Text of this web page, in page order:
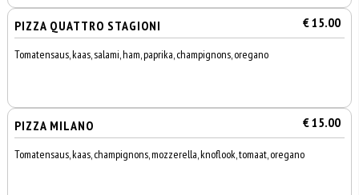
PIZZA QUATTRO STAGIONI € 15.00
Tomatensaus, kaas, salami, ham, paprika, champignons, oregano
PIZZA MILANO € 15.00
Tomatensaus, kaas, champignons, mozzerella, knoflook, tomaat, oregano